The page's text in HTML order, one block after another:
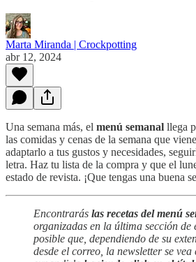
Marta Miranda | Crockpotting
abr 12, 2024
Una semana más, el menú semanal llega
las comidas y cenas de la semana que
adaptarlo a tus gustos y necesidades,
letra. Haz tu lista de la compra y que el
estado de revista. ¡Que tengas una buena
Encontrarás las recetas del menú
organizadas en la última sección de
posible que, dependiendo de su
desde el correo, la newsletter se